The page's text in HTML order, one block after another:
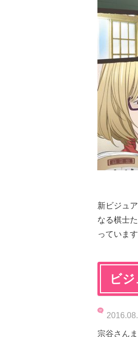
新ビジュ
なる棋士
っています
ビ
宗谷さん